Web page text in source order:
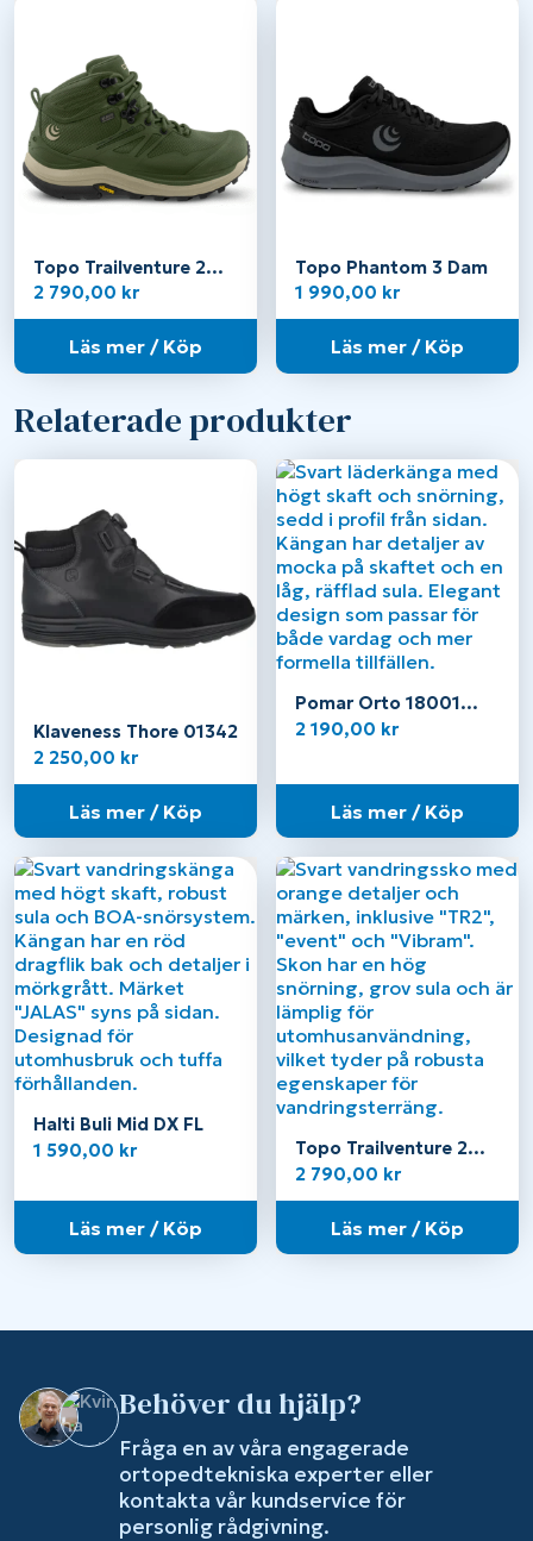
Topo Trailventure 2
WP W
2 790,00 kr
Läs mer / Köp
Topo Phantom 3 Dam
1 990,00 kr
Läs mer / Köp
Relaterade produkter
Klaveness Thore 01342
2 250,00 kr
Läs mer / Köp
Pomar Orto 18001
svart
2 190,00 kr
Läs mer / Köp
Halti Buli Mid DX FL
1 590,00 kr
Läs mer / Köp
Topo Trailventure 2
WP Herr
2 790,00 kr
Läs mer / Köp
Behöver du hjälp?
Fråga en av våra engagerade
ortopedtekniska experter eller
kontakta vår kundservice för
personlig rådgivning.